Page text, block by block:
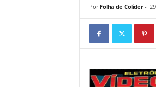
Por Folha de Colíder-